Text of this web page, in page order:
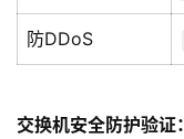
防DDoS
交换机安全防护验证：